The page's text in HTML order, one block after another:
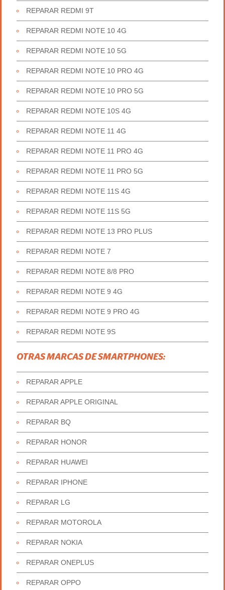
REPARAR REDMI 9T
REPARAR REDMI NOTE 10 4G
REPARAR REDMI NOTE 10 5G
REPARAR REDMI NOTE 10 PRO 4G
REPARAR REDMI NOTE 10 PRO 5G
REPARAR REDMI NOTE 10S 4G
REPARAR REDMI NOTE 11 4G
REPARAR REDMI NOTE 11 PRO 4G
REPARAR REDMI NOTE 11 PRO 5G
REPARAR REDMI NOTE 11S 4G
REPARAR REDMI NOTE 11S 5G
REPARAR REDMI NOTE 13 PRO PLUS
REPARAR REDMI NOTE 7
REPARAR REDMI NOTE 8/8 PRO
REPARAR REDMI NOTE 9 4G
REPARAR REDMI NOTE 9 PRO 4G
REPARAR REDMI NOTE 9S
OTRAS MARCAS DE SMARTPHONES:
REPARAR APPLE
REPARAR APPLE ORIGINAL
REPARAR BQ
REPARAR HONOR
REPARAR HUAWEI
REPARAR IPHONE
REPARAR LG
REPARAR MOTOROLA
REPARAR NOKIA
REPARAR ONEPLUS
REPARAR OPPO